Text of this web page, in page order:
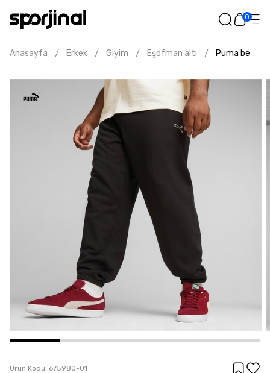
0
Anasayfa / Erkek / Giyim / Eşofman altı / Puma better
Ürün Kodu: 675980-01